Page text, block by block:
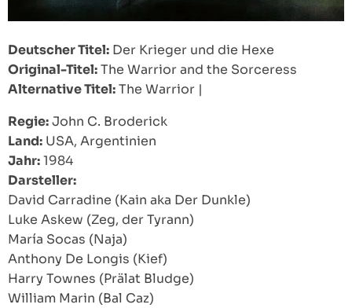
Deutscher Titel: Der Krieger und die Hexe
Original-Titel:The Warrior and the Sorceress
Alternative Titel:The Warrior |
Regie:John C. Broderick
Land: USA, Argentinien
Jahr:1984
Darsteller:
David Carradine (Kain aka Der Dunkle)
Luke Askew (Zeg, der Tyrann)
María Socas (Naja)
Anthony De Longis (Kief)
Harry Townes (Prälat Bludge)
William Marin (Bal Caz)